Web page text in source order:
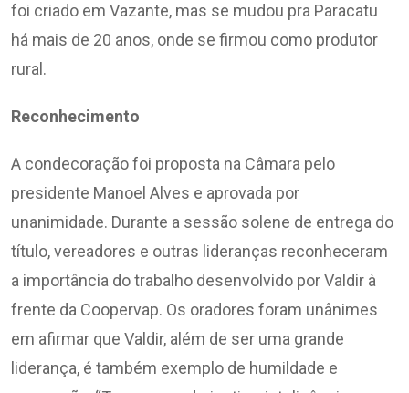
foi criado em Vazante, mas se mudou pra Paracatu
há mais de 20 anos, onde se firmou como produtor
rural.
Reconhecimento
A condecoração foi proposta na Câmara pelo
presidente Manoel Alves e aprovada por
unanimidade. Durante a sessão solene de entrega do
título, vereadores e outras lideranças reconheceram
a importância do trabalho desenvolvido por Valdir à
frente da Coopervap. Os oradores foram unânimes
em afirmar que Valdir, além de ser uma grande
liderança, é também exemplo de humildade e